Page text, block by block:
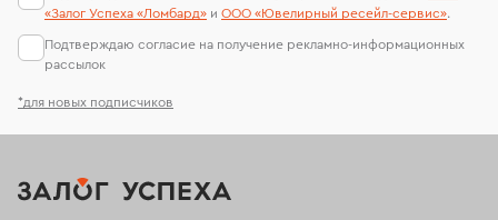
*для новых подписчиков
«Залог Успеха «Ломбард» и ООО «Ювелирный ресейл-сервиc».
Подтверждаю согласие на получение рекламно-информационных
рассылок